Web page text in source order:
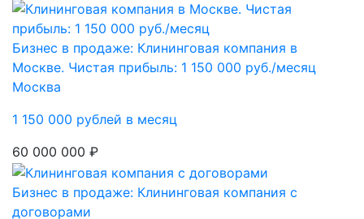
Бизнес в продаже: Клининговая компания в
Москве. Чистая прибыль: 1 150 000 руб./месяц
Москва
1 150 000 рублей в месяц
60 000 000 ₽
Бизнес в продаже: Клининговая компания с
договорами